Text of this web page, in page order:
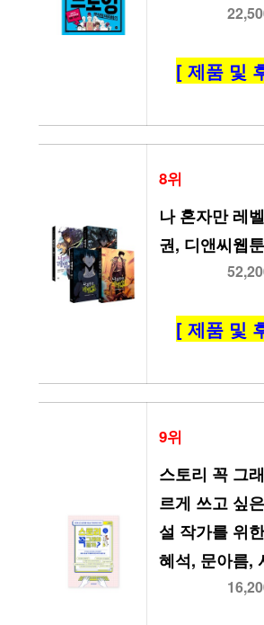
[ 제품 및
8위
나 혼자만 레
권, 디앤씨웹
[ 제품 및
9위
스토리 꼭 그
르게 쓰고 싶
설 작가를 위
혜석, 문아름,